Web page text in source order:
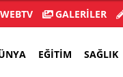
sayısı 232'yi buldu,
GALERİLER
EĞITIM SAĞLIK